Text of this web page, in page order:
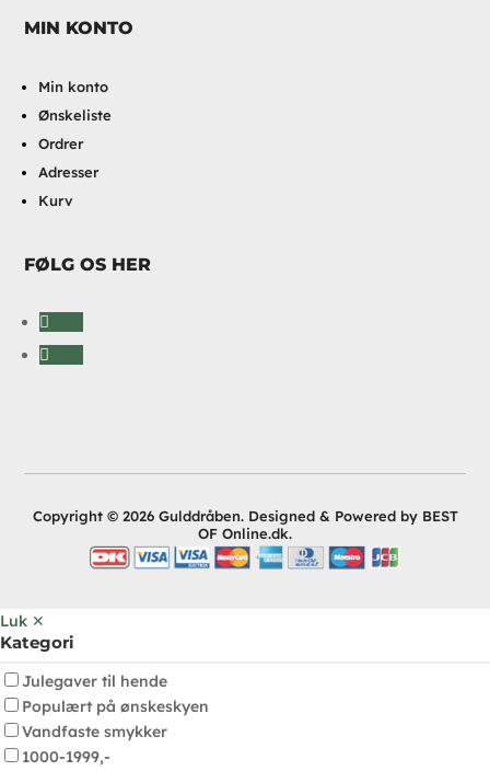
MIN KONTO
Min konto
Ønskeliste
Ordrer
Adresser
Kurv
FØLG OS HER
Copyright © 2026 Gulddråben. Designed & Powered by BEST
OF Online.dk.
Luk ✕
Kategori
Julegaver til hende
Populært på ønskeskyen
Vandfaste smykker
1000-1999,-